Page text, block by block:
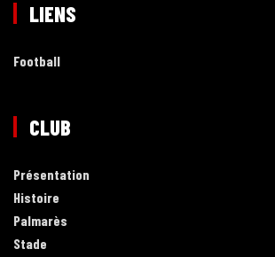
LIENS
Football
CLUB
Présentation
Histoire
Palmarès
Stade